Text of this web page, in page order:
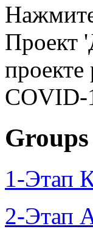
Проект
COVID-
Groups
1-Этап
2-Этап